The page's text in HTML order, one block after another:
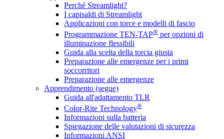
Perché Streamlight?
I capisaldi di Streamlight
Applicazioni con torce e modelli di fascio
Programmazione TEN-TAP® per opzioni di
illuminazione flessibili
Guida alla scelta della torcia giusta
Preparazione alle emergenze per i primi
soccorritori
Preparazione alle emergenze
Apprendimento (segue)
Guida all'adattamento TLR
Color-Rite Technology®
Informazioni sulla batteria
Spiegazione delle valutazioni di sicurezza
Informazioni ANSI